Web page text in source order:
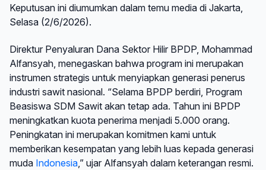
Keputusan ini diumumkan dalam temu media di Jakarta,
Selasa (2/6/2026).
Direktur Penyaluran Dana Sektor Hilir BPDP, Mohammad
Alfansyah, menegaskan bahwa program ini merupakan
instrumen strategis untuk menyiapkan generasi penerus
industri sawit nasional. “Selama BPDP berdiri, Program
Beasiswa SDM Sawit akan tetap ada. Tahun ini BPDP
meningkatkan kuota penerima menjadi 5.000 orang.
Peningkatan ini merupakan komitmen kami untuk
memberikan kesempatan yang lebih luas kepada generasi
muda Indonesia,” ujar Alfansyah dalam keterangan resmi.